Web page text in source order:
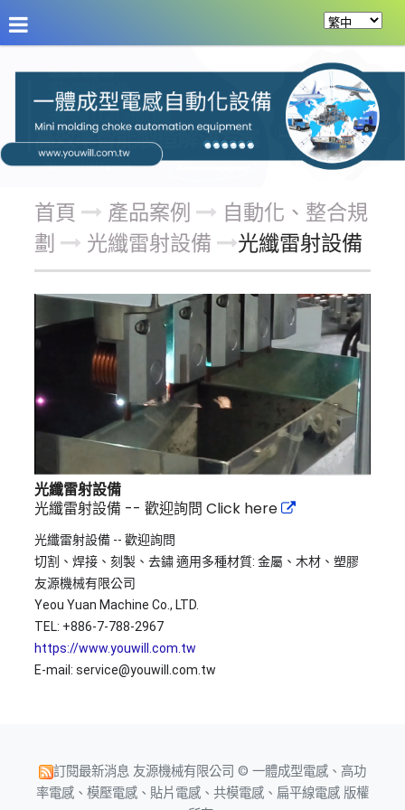
關於友源 訊息公告 產品案例 服務項目
首頁 產品案例
自動化、整合規
劃
光纖雷射設備 光纖雷射設備
光纖雷射設備
光纖雷射設備 -- 歡迎詢問 Click here
光纖雷射設備 -- 歡迎詢問
切割、焊接、刻製、去鏽 適用多種材質: 金屬、木材、塑膠
友源機械有限公司
Yeou Yuan Machine Co., LTD.
TEL: +886-7-788-2967
https://www.youwill.com.tw
E-mail: service@youwill.com.tw
訂閱最新消息友源機械有限公司 © 一體成型電感、高功
率電感、模壓電感、貼片電感、共模電感、扁平線電感 版權